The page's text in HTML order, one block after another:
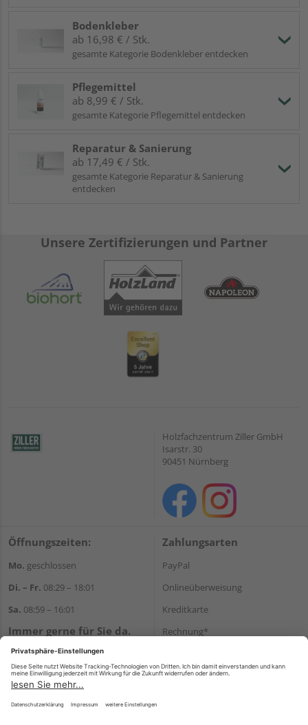
Bodenkleber
ab 16,98 € / Stk.
gesamte Kategorie Bodenkleber entdecken
Pflegemittel
ab 8,99 € / Stk.
gesamte Kategorie Pflegemittel entdecken
Reparatur & Sanierung
ab 17,49 € / Stk.
gesamte Kategorie Reparatur & Sanierung
entdecken
Unsere Zertifizierungen und Partner
Holzfachzentrum Ziller GmbH
Isarstr. 30
90451 Nürnberg
Öffnungszeiten:
Mo. geschlossen
Di. – Fr. 08:29 – 18:01
Sa. 08:59 – 16:01
Immer gerne für Sie da.
E-Mail:kontakt@holzziller.de
Zahlungsarten
PayPal
Onlineüberweisung
Kreditkarte
Rechnung*
Versand